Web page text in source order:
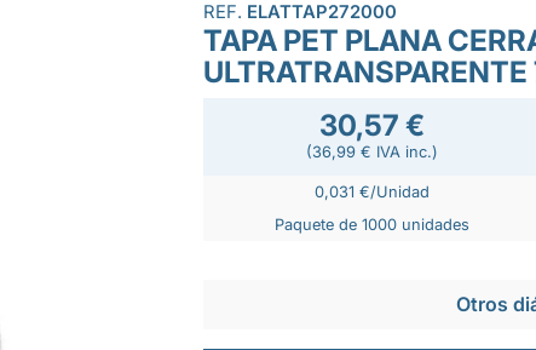
REF. ELATTAP272000
TAPA PET PLANA
30,57 €
(36,99 € IVA inc.)
0,031 €/Unidad
Paquete de 1000 unidades
Otros